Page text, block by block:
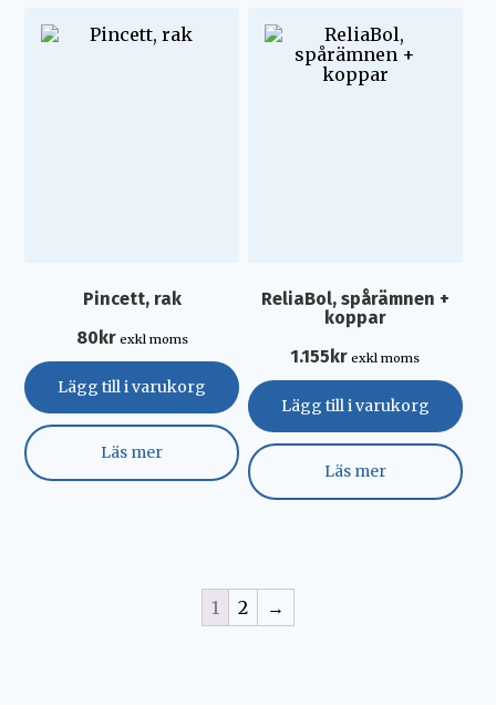
Pincett, rak
80kr exkl moms
Lägg till i varukorg
Läs mer
ReliaBol, spårämnen +
koppar
1.155kr exkl moms
Lägg till i varukorg
Läs mer
1 2 →